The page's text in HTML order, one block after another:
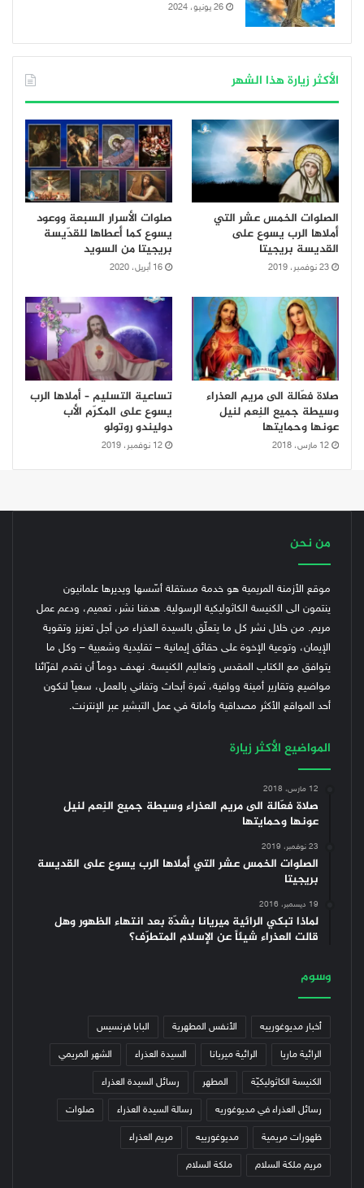
26 يونيو، 2024
الأكثر زيارة هذا الشهر
الصلوات الخمس عشر التي
أملاها الرب يسوع على
القديسة بريجيتا
23 نوفمبر، 2019
صلوات الأسرار السبعة ووعود
يسوع كما أعطاها للقدّيسة
بريجيتا من السويد
16 أبريل، 2020
صلاة فعّالة الى مريم العذراء
وسيطة جميع النِعم لنيل
عونها وحمايتها
12 مارس، 2018
تساعية التسليم – أملاها الرب
يسوع على المكرّم الأب
دوليندو روتولو
12 نوفمبر، 2019
من نحن
موقع الأزمنة المريمية هو خدمة مستقلة أسّسها ويديرها علمانيون
ينتمون الى الكنيسة الكاثوليكية الرسولية. هدفنا نشر، تعميم، ودعم عمل
مريم. من خلال نشر كل ما يتعلّق بالسيدة العذراء من أجل تعزيز وتقوية
الإيمان، وتوعية الإخوة على حقائق إيمانية – تقليدية وشعبية – وكل ما
يتوافق مع الكتاب المقدس وتعاليم الكنيسة. نهدف دوماً أن نقدم لقرّائنا
مواضيع وتقارير أمينة ووافية، ثمرة أبحاث وتفاني بالعمل، سعياً لنكون
أحد المواقع الأكثر مصداقية وأمانة في عمل التبشير عبر الإنترنت.
المواضيع الأكثر زيارة
12 مارس، 2018
صلاة فعّالة الى مريم العذراء وسيطة جميع النِعم لنيل
عونها وحمايتها
23 نوفمبر، 2019
الصلوات الخمس عشر التي أملاها الرب يسوع على القديسة
بريجيتا
19 ديسمبر، 2016
لماذا تبكي الرائية ميريانا بشدّة بعد انتهاء الظهور وهل
قالت العذراء شيئاً عن الإسلام المتطرّف؟
وسوم
أخبار مديوغورييه الأنفس المطهرية البابا فرنسيس
الرائية ماريا الرائية ميريانا السيدة العذراء الشهر المريمي
الكنيسة الكاثوليكيّة المطهر رسائل السيدة العذراء
رسائل العذراء في مديوغوريه رسالة السيدة العذراء صلوات
ظهورات مريمية مديوغورييه مريم العذراء
مريم ملكة السلام ملكة السلام